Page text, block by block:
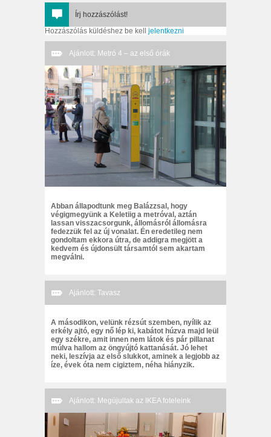
Írj hozzászólást!
Hozzászólás küldéshez be kell jelentkezni
Ajánlott: Metró 4 – az első órák
Abban állapodtunk meg Balázzsal, hogy
végigmegyünk a Keletiig a metróval, aztán
lassan visszacsorgunk, állomásról állomásra
fedezzük fel az új vonalat. Én eredetileg nem
gondoltam ekkora útra, de addigra megjött a
kedvem és újdonsült társamtól sem akartam
megválni.
Ajánlott: Tavasz
A másodikon, velünk rézsút szemben, nyílik az
erkély ajtó, egy nő lép ki, kabátot húzva majd leül
egy székre, amit innen nem látok és pár pillanat
múlva hallom az öngyújtó kattanását. Jó lehet
neki, leszívja az első slukkot, aminek a legjobb az
íze, évek óta nem cigiztem, néha hiányzik.
Ajánlott: Megújultak az IKEA foteleink